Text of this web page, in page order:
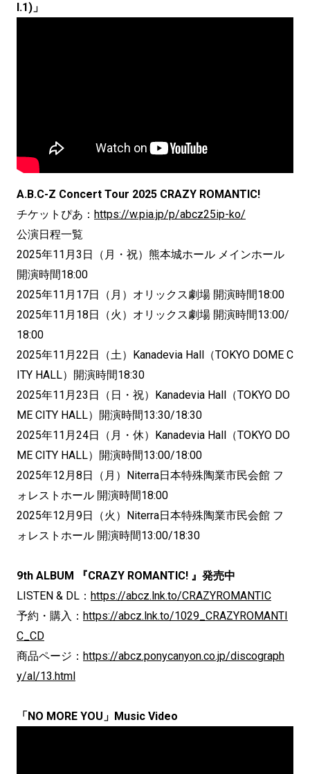
l.1)」
A.B.C-Z Concert Tour 2025 CRAZY ROMANTIC!
チケットぴあ： https://w.pia.jp/p/abcz25ip-ko/
公演日程一覧
2025年11月3日（月・祝）熊本城ホール メインホール
開演時間18:00
2025年11月17日（月）オリックス劇場 開演時間18:00
2025年11月18日（火）オリックス劇場 開演時間13:00/
18:00
2025年11月22日（土）Kanadevia Hall（TOKYO DOME C
ITY HALL）開演時間18:30
2025年11月23日（日・祝）Kanadevia Hall（TOKYO DO
ME CITY HALL）開演時間13:30/18:30
2025年11月24日（月・休）Kanadevia Hall（TOKYO DO
ME CITY HALL）開演時間13:00/18:00
2025年12月8日（月）Niterra日本特殊陶業市民会館 フ
ォレストホール 開演時間18:00
2025年12月9日（火）Niterra日本特殊陶業市民会館 フ
ォレストホール 開演時間13:00/18:30
9th ALBUM 『CRAZY ROMANTIC! 』発売中
LISTEN & DL： https://abcz.lnk.to/CRAZYROMANTIC
予約・購入： https://abcz.lnk.to/1029_CRAZYROMANTI
C_CD
商品ページ： https://abcz.ponycanyon.co.jp/discograph
y/al/13.html
「NO MORE YOU」Music Video